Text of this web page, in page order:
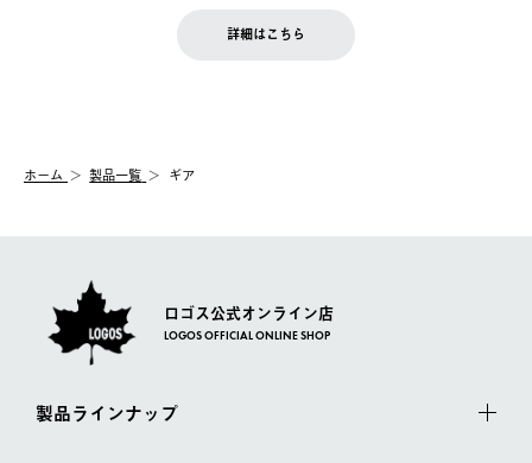
【配送業者】
佐川急便にて配送されます。
お客様都合の返品にかかる送料は、お客様ご負担とさせていただ
一度お手元の商品を返品いただき、ご希望商品を再注文してくだ
LOGOS FAMILY会員の方は、会員マイページ内 購入履歴画面に
詳細はこちら
ホーム 製品一覧 ギア
ロゴス公式オンライン店
LOGOS OFFICIAL ONLINE SHOP
製品ラインナップ